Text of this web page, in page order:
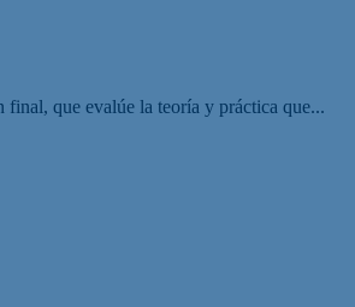
final, que evalúe la teoría y práctica que...